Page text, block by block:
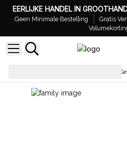
EERLIJKE HANDEL IN
Geen Minimale Bestelling Gratis